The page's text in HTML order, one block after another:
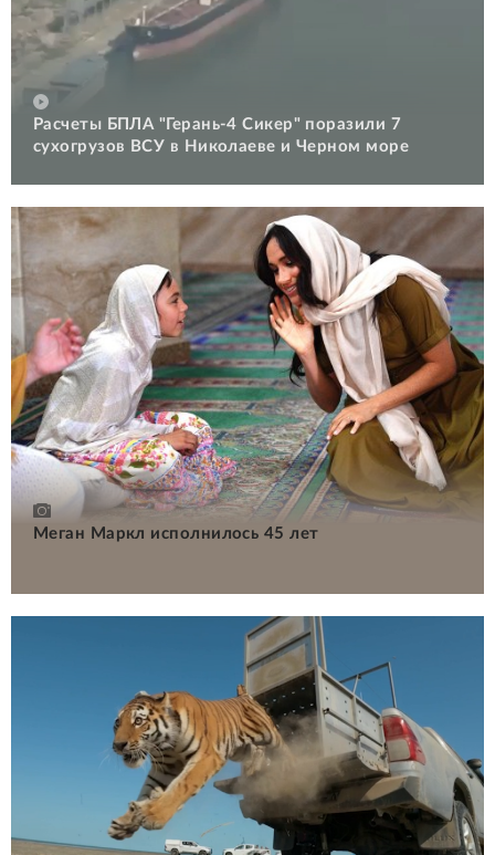
Расчеты БПЛА "Герань-4 Сикер" поразили 7
сухогрузов ВСУ в Николаеве и Черном море
Меган Маркл исполнилось 45 лет